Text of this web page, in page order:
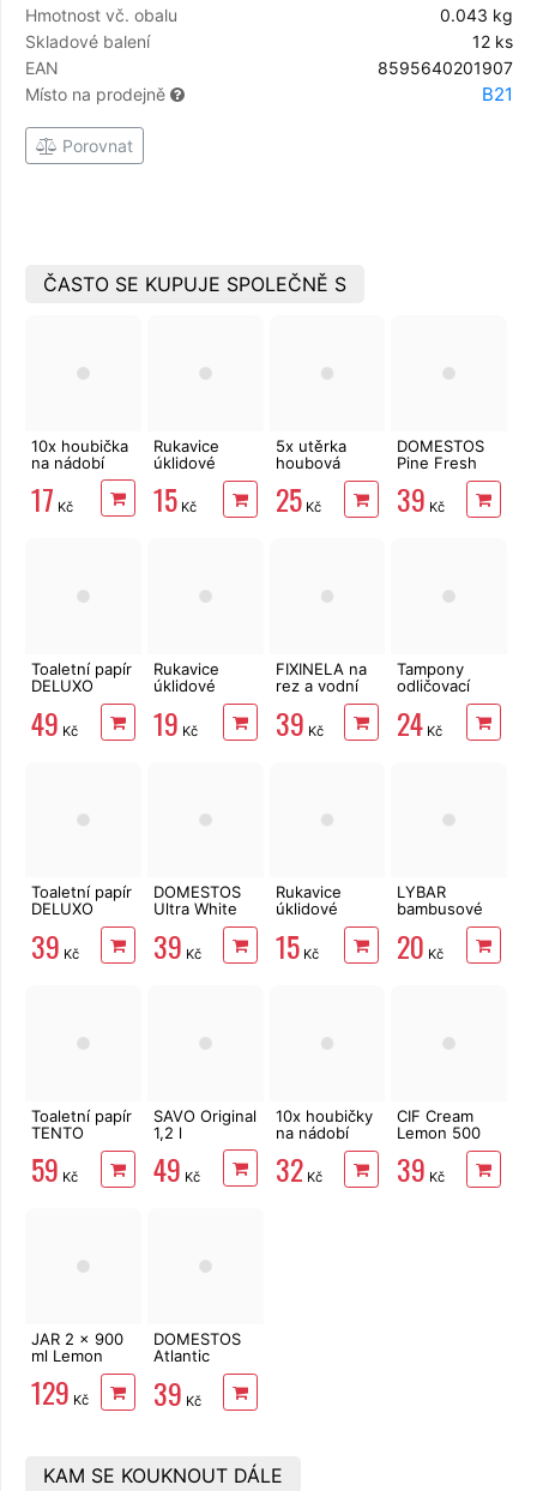
Hmotnost vč. obalu
0.043 kg
Skladové balení
12 ks
EAN
8595640201907
Místo na prodejně
B21
Porovnat
ČASTO SE KUPUJE SPOLEČNĚ S
10x houbička
na nádobí
17 Kč
Rukavice
úklidové
SIMPLE vel. L
15Kč
5x utěrka
houbová
16x18 cm
25Kč
DOMESTOS
Pine Fresh
39 Kč
Toaletní papír
DELUXO
3vrstvý 8 rolí,
132 m
49 Kč
Rukavice
úklidové
Vektex SOFT
vel. M
19 Kč
FIXINELA na
rez a vodní
kámen 500
ml
39 Kč
Tampony
odličovací
LINTEO 120
ks
24 Kč
Toaletní papír
DELUXO
2vrstvý 8 rolí,
158 m
39 Kč
DOMESTOS
Ultra White
39 Kč
Rukavice
úklidové
SIMPLE vel. S
15Kč
LYBAR
bambusové
tyčinky 200
ks
20 Kč
Toaletní papír
TENTO
3vrstvý 8 rolí,
144 m
59 Kč
SAVO Original
1,2 l
49 Kč
10x houbičky
na nádobí
tvarované
32 Kč
CIF Cream
Lemon 500
39 Kč
JAR 2 x 900
ml Lemon
129 Kč
DOMESTOS
Atlantic
Fresh 750 ml
39 Kč
KAM SE KOUKNOUT DÁLE